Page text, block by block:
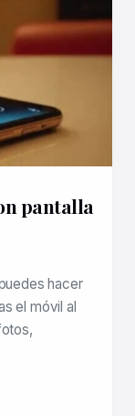
pantalla
hacer
el móvil al